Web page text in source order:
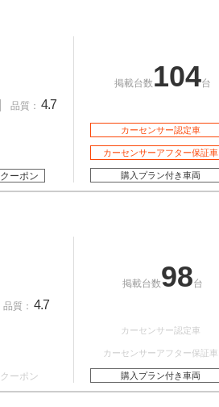
品質： 4.7
クーポン
掲載台数 104台
カーセンサー認定車
カーセンサーアフター保証車
購入プラン付き車両
品質： 4.7
クーポン
掲載台数98台
カーセンサー認定車
カーセンサーアフター保証車
購入プラン付き車両